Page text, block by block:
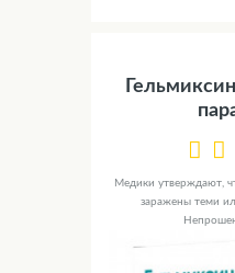
Медики утверждают,
заражены теми